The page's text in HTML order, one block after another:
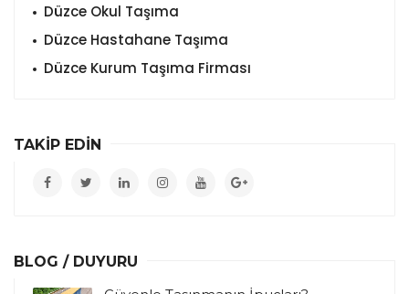
Düzce Okul Taşıma
Düzce Hastahane Taşıma
Düzce Kurum Taşıma Firması
TAKİP EDİN
BLOG / DUYURU